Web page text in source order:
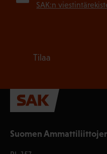
Suomen
SAK:n
Tilaa